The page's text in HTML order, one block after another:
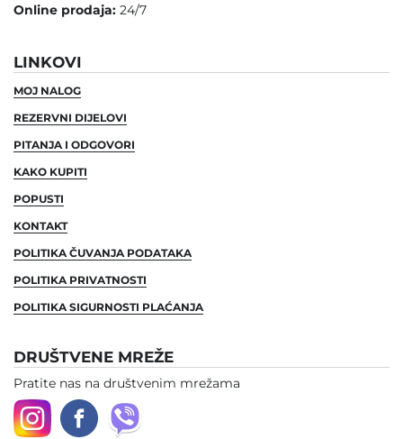
Online prodaja: 24/7
LINKOVI
MOJ NALOG
REZERVNI DIJELOVI
PITANJA I ODGOVORI
KAKO KUPITI
POPUSTI
KONTAKT
POLITIKA ČUVANJA PODATAKA
POLITIKA PRIVATNOSTI
POLITIKA SIGURNOSTI PLAĆANJA
DRUŠTVENE MREŽE
Pratite nas na društvenim mrežama